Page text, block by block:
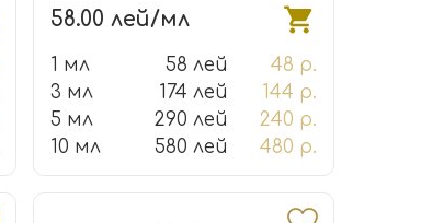
58.00 лей/мл
1 мл 58 лей
48 р.
3 мл
174 лей
144 р.
5 мл
290 лей
240 р.
10 мл
580 лей 480 р.